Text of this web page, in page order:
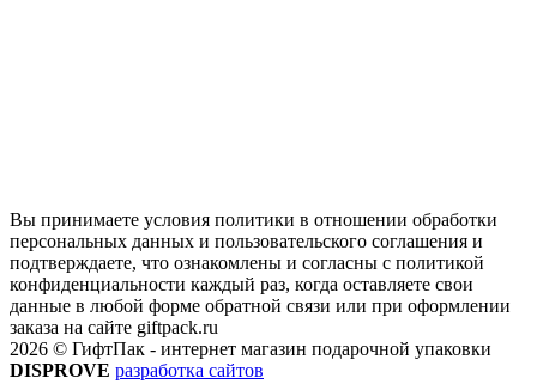
Вы принимаете условия политики в отношении обработки
персональных данных и пользовательского соглашения и
подтверждаете, что ознакомлены и согласны с политикой
конфиденциальности каждый раз, когда оставляете свои
данные в любой форме обратной связи или при оформлении
заказа на сайте giftpack.ru
2026 © ГифтПак - интернет магазин подарочной упаковки
DISPROVE разработка сайтов